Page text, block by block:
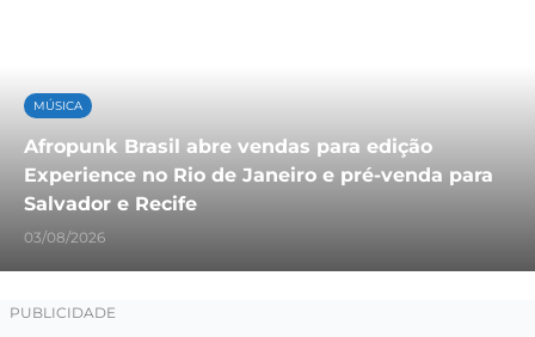
MÚSICA
Afropunk Brasil abre vendas para edição
Experience no Rio de Janeiro e pré-venda para
Salvador e Recife
03/08/2026